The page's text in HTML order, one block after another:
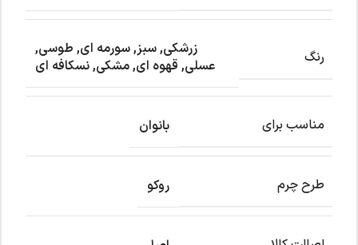
رنگ زرشکی,سبز,سورمه ای, طوسی,
عسلی, قهوه ای,مشکی,نسکافه ای
مناسب برای بانوان
طرح چرم روکو